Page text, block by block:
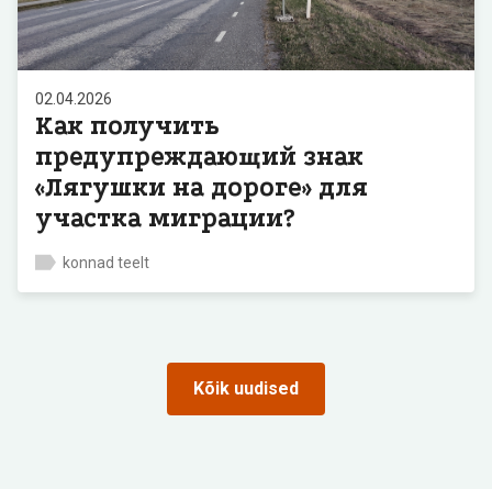
02.04.2026
Как получить
предупреждающий знак
«Лягушки на дороге» для
участка миграции?
konnad teelt
Kõik uudised